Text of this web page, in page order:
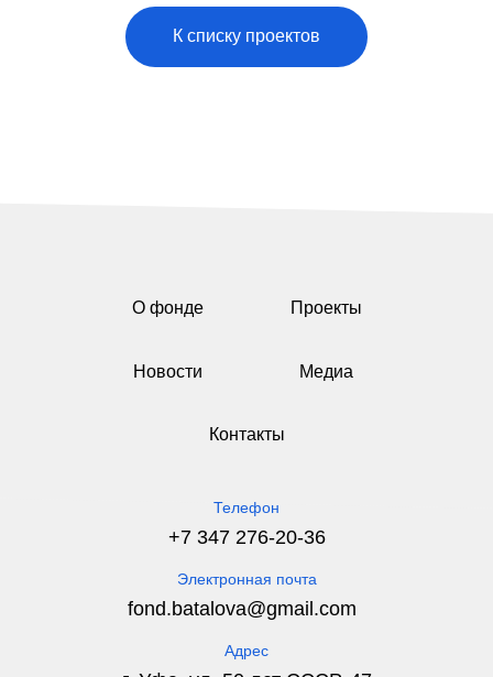
К списку проектов
+7 347 276-20-36
Телефон
fond.batalova@gmail.com
Электронная почта
Адрес
О фонде Проекты
Медиа
Контакты
Новости